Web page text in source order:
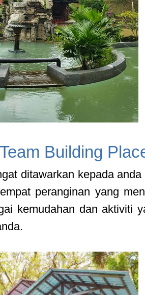
Building
ditawarkan kepada
peranginan yang
kemudahan dan aktiviti